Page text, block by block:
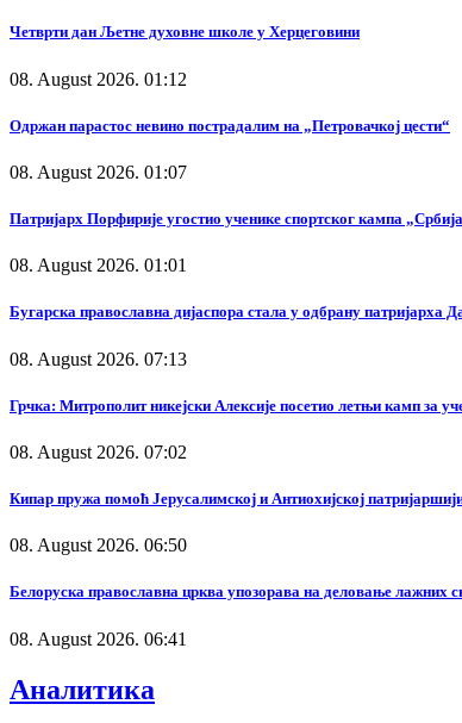
Четврти дан Љетне духовне школе у Херцеговини
08. August 2026. 01:12
Одржан парастос невино пострадалим на „Петровачкој цести“
08. August 2026. 01:07
Патријарх Порфирије угостио ученике спортског кампа „Србија
08. August 2026. 01:01
Бугарска православна дијаспора стала у одбрану патријарха
08. August 2026. 07:13
Грчка: Митрополит никејски Алексије посетио летњи камп за
08. August 2026. 07:02
Кипар пружа помоћ Јерусалимској и Антиохијској
08. August 2026. 06:50
Белоруска православна црква упозорава на деловање лажних
08. August 2026. 06:41
Аналитика